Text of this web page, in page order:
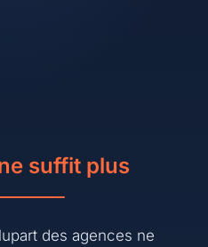
suffit plus
des agences ne